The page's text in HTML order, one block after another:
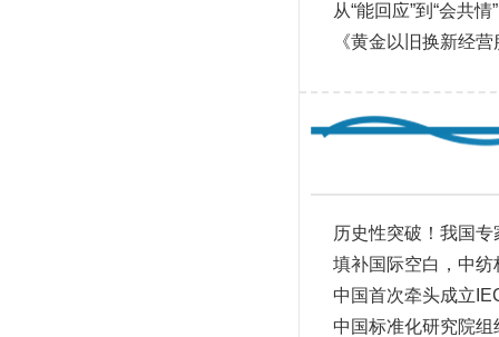
从“能回应”到“会共
《黄金以旧换新经
历史性突破！我国
填补国际空白，中
中国首次牵头成立
中国标准化研究院